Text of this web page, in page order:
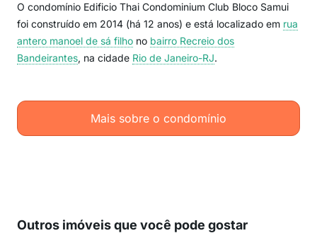
O condomínio Edificio Thai Condominium Club Bloco Samui
foi construído em 2014 (há 12 anos) e está localizado em rua
antero manoel de sá filho no bairro Recreio dos
Bandeirantes, na cidade Rio de Janeiro-RJ.
Mais sobre o condomínio
Outros imóveis que você pode gostar